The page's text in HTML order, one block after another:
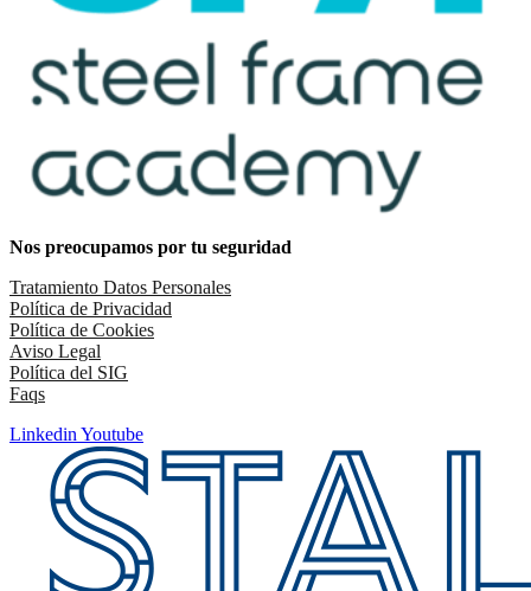
Nos preocupamos por tu seguridad
Tratamiento Datos Personales
Política de Privacidad
Política de Cookies
Aviso Legal
Política del SIG
Faqs
Linkedin Youtube